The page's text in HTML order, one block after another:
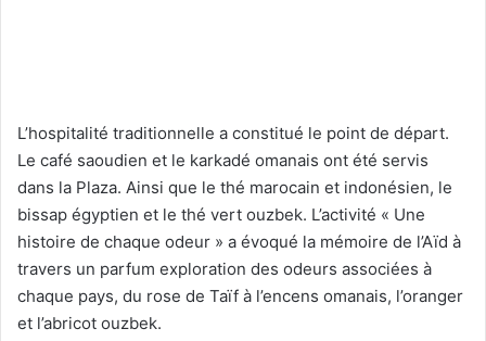
L’hospitalité traditionnelle a constitué le point de départ.
Le café saoudien et le karkadé omanais ont été servis
dans la Plaza. Ainsi que le thé marocain et indonésien, le
bissap égyptien et le thé vert ouzbek. L’activité « Une
histoire de chaque odeur » a évoqué la mémoire de l’Aïd à
travers un parfum exploration des odeurs associées à
chaque pays, du rose de Taïf à l’encens omanais, l’oranger
et l’abricot ouzbek.